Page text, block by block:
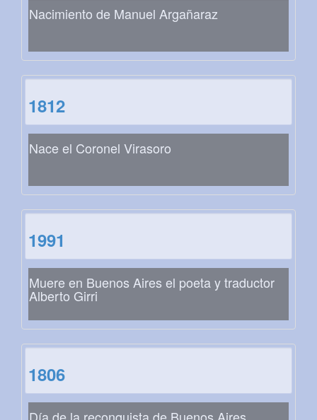
Nacimiento de Manuel Argañaraz
1812
Nace el Coronel Virasoro
1991
Muere en Buenos Aires el poeta y traductor
Alberto Girri
1806